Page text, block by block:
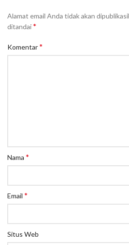
Alamat email Anda tidak akan
ditandai*
Komentar*
Nama *
Email *
Situs Web